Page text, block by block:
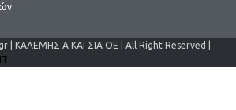
| ΚΑΛΕΜΗΣ Α ΚΑΙ ΣΙΑ ΟΕ | All Right Reserved |